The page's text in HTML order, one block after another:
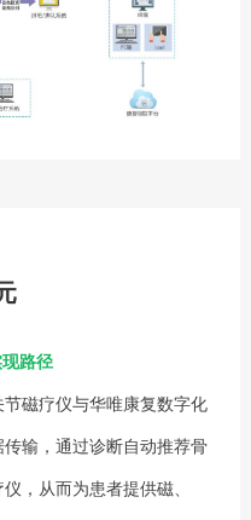
路径
磁疗仪与华唯康复数字化
输，通过诊断自动推荐骨
，从而为患者提供磁、